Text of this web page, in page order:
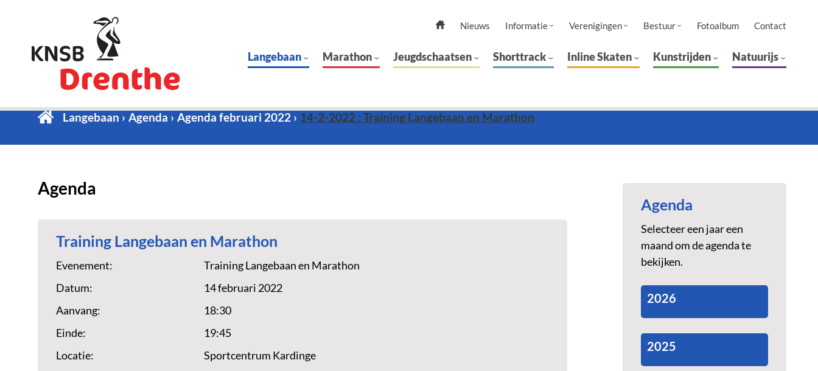
Nieuws Informatie Verenigingen Bestuur Fotoalbum Contact
Langebaan Marathon Jeugdschaatsen Shorttrack Inline Skaten Kunstrijden Natuurijs
Langebaan Agenda Agenda februari 2022 14-2-2022 : Training Langebaan en Marathon
Agenda
Training Langebaan en Marathon
Evenement:
Training Langebaan en Marathon
Datum:
14 februari 2022
Aanvang:
18:30
Einde:
19:45
Locatie:
Sportcentrum Kardinge
Agenda
Selecteer een jaar een
maand om de agenda te
bekijken.
2026
2025